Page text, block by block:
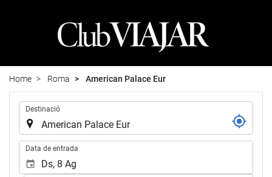
Home Roma American Palace Eur
Destinació
Data de entrada